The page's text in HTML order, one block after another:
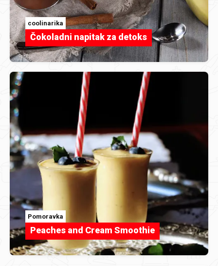
coolinarika
Čokoladni napitak za detoks
Pomoravka
Peaches and Cream Smoothie